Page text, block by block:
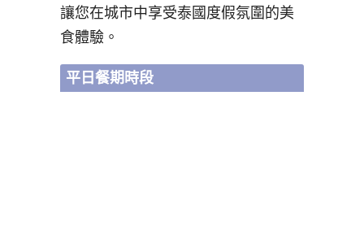
讓您在城市中享受泰國度假氛圍的美
食體驗。
平日餐期時段